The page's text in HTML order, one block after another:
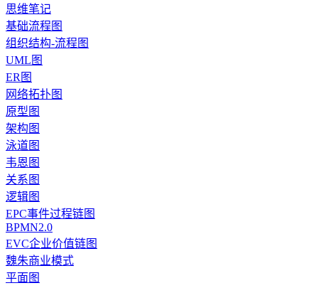
思维笔记
基础流程图
组织结构-流程图
UML图
ER图
网络拓扑图
原型图
架构图
泳道图
韦恩图
关系图
逻辑图
EPC事件过程链图
BPMN2.0
EVC企业价值链图
魏朱商业模式
平面图